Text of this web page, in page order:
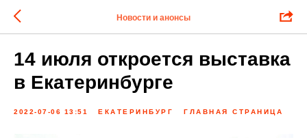
Новости и анонсы
14 июля откроется выставка
в Екатеринбурге
2022-07-06 13:51 ЕКАТЕРИНБУРГ ГЛАВНАЯ СТРАНИЦА